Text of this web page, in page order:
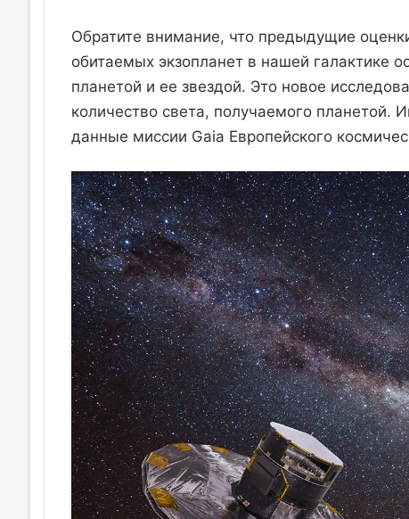
Обратите внимание, что предыдущие
обитаемых экзопланет в нашей галактике
планетой и ее звездой. Это новое
количество света, получаемого планетой.
данные миссии Gaia Европейского